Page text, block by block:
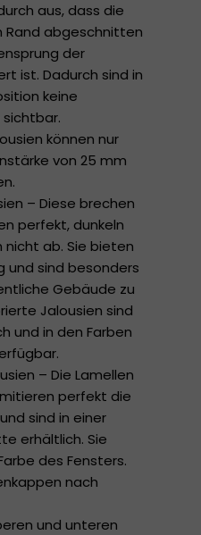
aus, dass die
Rand abgeschnitten
der
ist. Dadurch sind in
keine
können nur
von 25 mm
– Diese brechen
perfekt, dunkeln
nicht ab. Sie bieten
und sind besonders
Gebäude zu
Jalousien sind
und in den Farben
– Die Lamellen
perfekt die
sind in einer
erhältlich. Sie
des Fensters.
nach
und unteren